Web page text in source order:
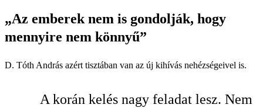
„Az emberek nem is gondolják, hogy
mennyire nem könnyű”
D. Tóth András azért tisztában van az új kihívás nehézségeivel is.
A korán kelés nagy feladat lesz. Nem